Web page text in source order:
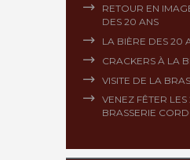
RETOUR EN
DES 20 ANS
LA BIÈRE DES 20
CRACKERS À LA
VISITE DE LA
VENEZ FÊTER
BRASSERIE